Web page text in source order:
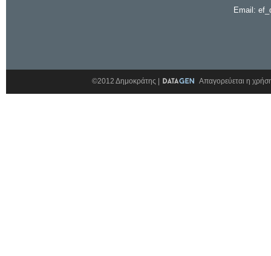
Email:
©2012 Δημοκράτης | Απαγορεύεται η